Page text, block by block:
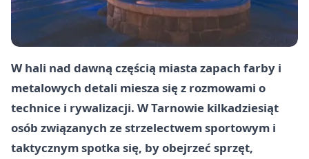
W hali nad dawną częścią miasta zapach farby i
metalowych detali miesza się z rozmowami o
technice i rywalizacji. W Tarnowie kilkadziesiąt
osób związanych ze strzelectwem sportowym i
taktycznym spotka się, by obejrzeć sprzęt,